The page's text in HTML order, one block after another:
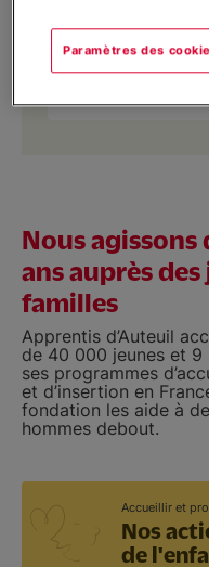
Nous agissons
ans auprès
familles
Apprentis d’Auteuil
de 40 000 jeunes et 9
ses programmes
et d’insertion en
fondation les aide à
hommes debout.
Accueillir et
Nos
de
Paramètres des